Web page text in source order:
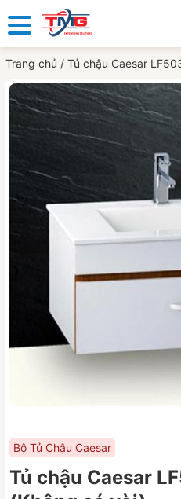
Trang chủ / Tủ chậu Caesar
Bộ Tủ Chậu Caesar
Tủ chậu Caesar